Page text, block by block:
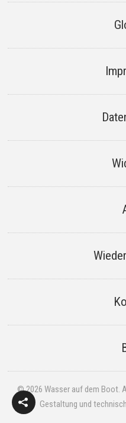
© 2026 Wasser auf dem Boot.
Gestaltung und